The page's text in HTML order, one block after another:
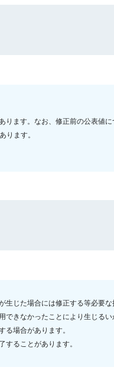
ます。なお、修正前の公表値
ります。
じた場合には修正する等必要な
きなかったことにより生じる
る場合があります。
することがあります。